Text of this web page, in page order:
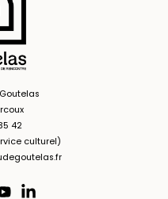
42
culturel)